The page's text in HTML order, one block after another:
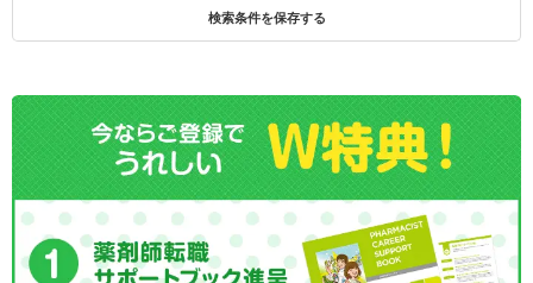
検索条件を保存する